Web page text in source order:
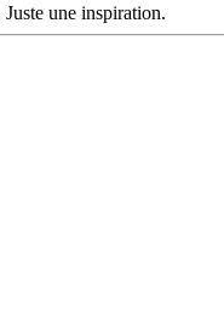
une inspiration.